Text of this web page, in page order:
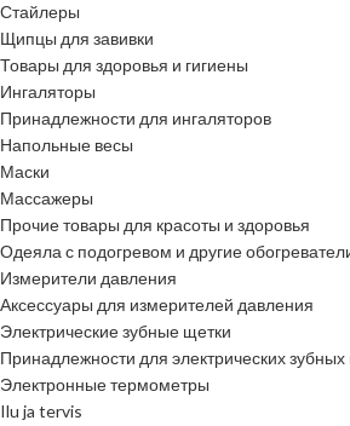
Стайлеры
Щипцы для завивки
Товары для здоровья и гигиены
Ингаляторы
Принадлежности для ингаляторов
Напольные весы
Маски
Массажеры
Прочие товары для красоты и здоровья
Одеяла с подогревом и другие
Измерители давления
Аксессуары для измерителей давления
Электрические зубные щетки
Принадлежности для электрических
Электронные термометры
Ilu ja tervis